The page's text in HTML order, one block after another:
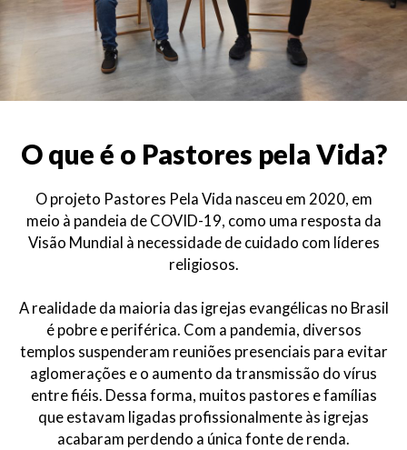
O que é o Pastores pela Vida?
O projeto Pastores Pela Vida nasceu em 2020, em
meio à pandeia de COVID-19, como uma resposta da
Visão Mundial à necessidade de cuidado com líderes
religiosos.
A realidade da maioria das igrejas evangélicas no Brasil
é pobre e periférica. Com a pandemia, diversos
templos suspenderam reuniões presenciais para evitar
aglomerações e o aumento da transmissão do vírus
entre fiéis. Dessa forma, muitos pastores e famílias
que estavam ligadas profissionalmente às igrejas
acabaram perdendo a única fonte de renda.